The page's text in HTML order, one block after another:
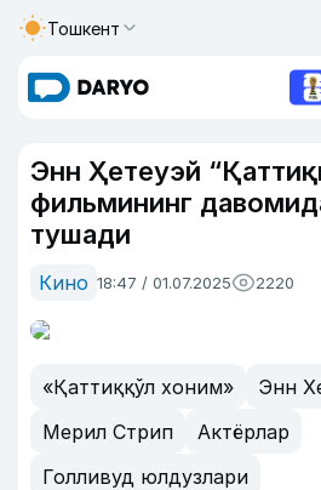
Тошкент
Энн Ҳетеуэй
фильмининг
тушади
Кино 18:47 / 01.07.2025 2220
«Қаттиққўл хоним»
Энн
Мерил Стрип
Актёрлар
Голливуд юлдузлари